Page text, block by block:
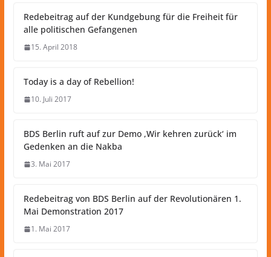
Redebeitrag auf der Kundgebung für die Freiheit für
alle politischen Gefangenen
15. April 2018
Today is a day of Rebellion!
10. Juli 2017
BDS Berlin ruft auf zur Demo ‚Wir kehren zurück‘ im
Gedenken an die Nakba
3. Mai 2017
Redebeitrag von BDS Berlin auf der Revolutionären 1.
Mai Demonstration 2017
1. Mai 2017